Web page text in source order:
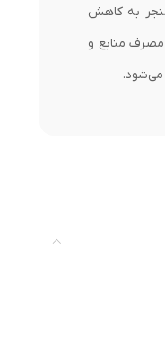
به کاهش
مصرف منابع و
می‌شود.